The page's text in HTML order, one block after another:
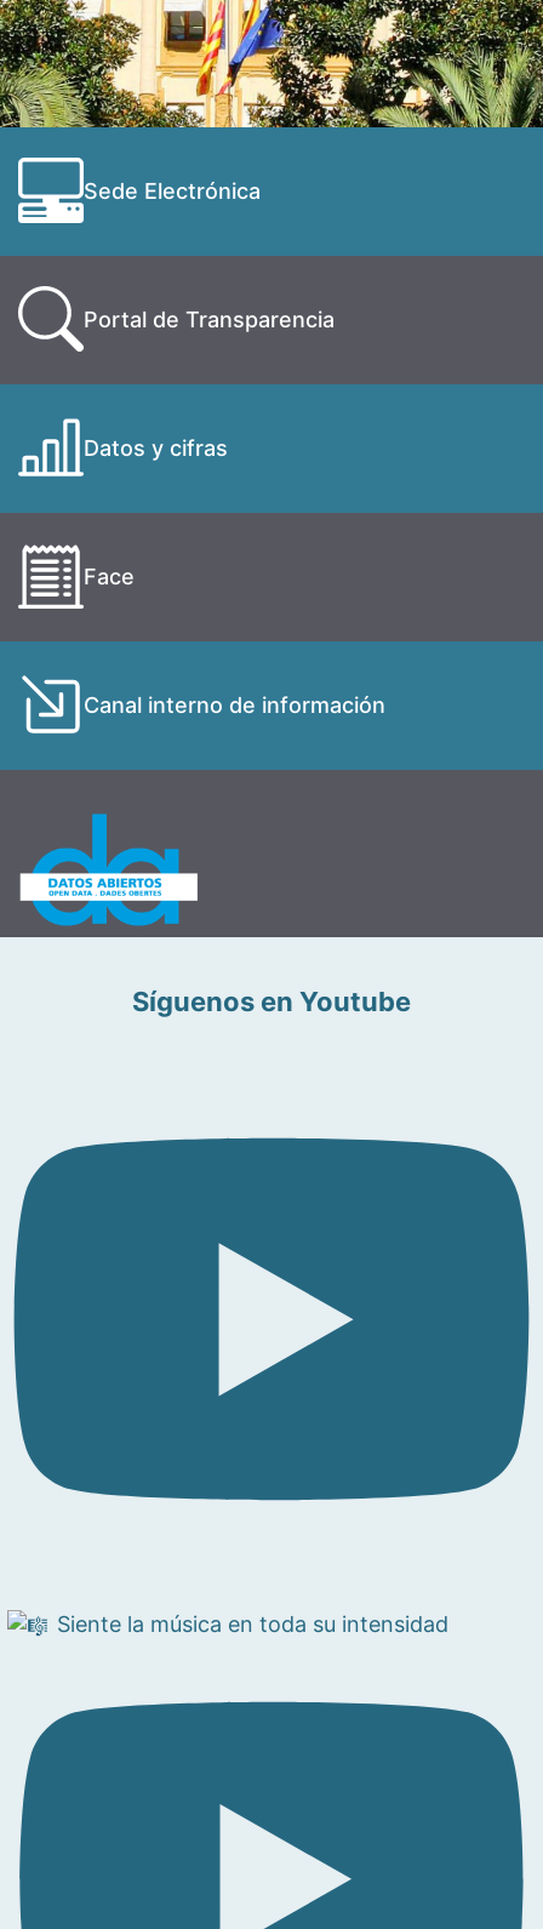
Sede Electrónica
Portal de Transparencia
Datos y cifras
Face
Canal interno de información
Síguenos en Youtube
Siente la música en toda su intensidad